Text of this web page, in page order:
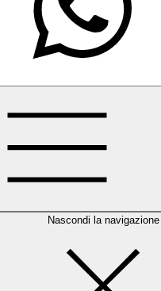
Nascondi la navigazione